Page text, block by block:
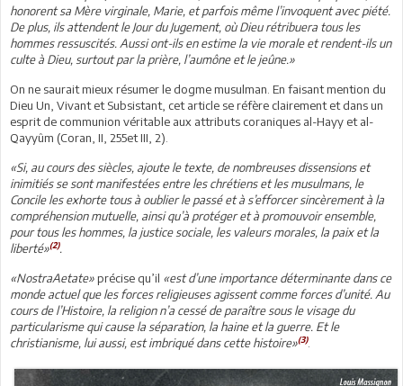
honorent sa Mère virginale, Marie, et parfois même l’invoquent avec piété.
De plus, ils attendent le Jour du Jugement, où Dieu rétribuera tous les
hommes ressuscités. Aussi ont-ils en estime la vie morale et rendent-ils un
culte à Dieu, surtout par la prière, l’aumône et le jeûne.»
On ne saurait mieux résumer le dogme musulman. En faisant mention du
Dieu Un, Vivant et Subsistant, cet article se réfère clairement et dans un
esprit de communion véritable aux attributs coraniques al-Hayy et al-
Qayyûm (Coran, II, 255et III, 2).
«Si, au cours des siècles, ajoute le texte, de nombreuses dissensions et
inimitiés se sont manifestées entre les chrétiens et les musulmans, le
Concile les exhorte tous à oublier le passé et à s’efforcer sincèrement à la
compréhension mutuelle, ainsi qu’à protéger et à promouvoir ensemble,
pour tous les hommes, la justice sociale, les valeurs morales, la paix et la
liberté»(2).
«NostraAetate»précise qu’il «est d’une importance déterminante dans ce
monde actuel que les forces religieuses agissent comme forces d’unité. Au
cours de l’Histoire, la religion n’a cessé de paraître sous le visage du
particularisme qui cause la séparation, la haine et la guerre. Et le
christianisme, lui aussi, est imbriqué dans cette histoire»(3).